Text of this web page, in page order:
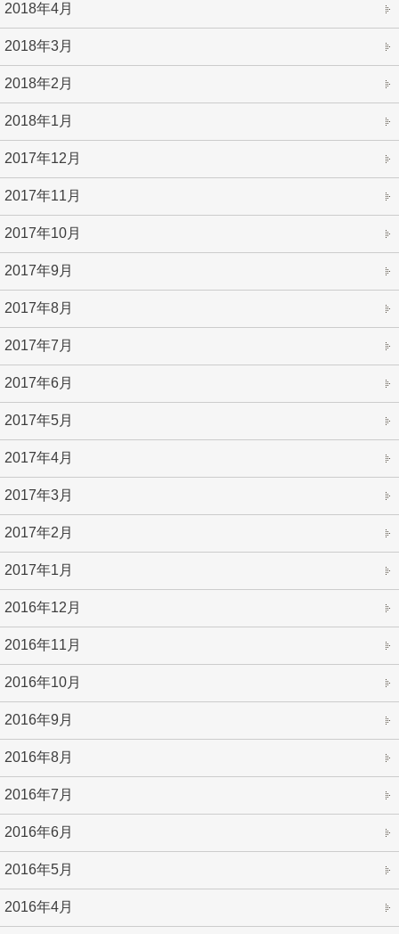
2018年4月
2018年3月
2018年2月
2018年1月
2017年12月
2017年11月
2017年10月
2017年9月
2017年8月
2017年7月
2017年6月
2017年5月
2017年4月
2017年3月
2017年2月
2017年1月
2016年12月
2016年11月
2016年10月
2016年9月
2016年8月
2016年7月
2016年6月
2016年5月
2016年4月